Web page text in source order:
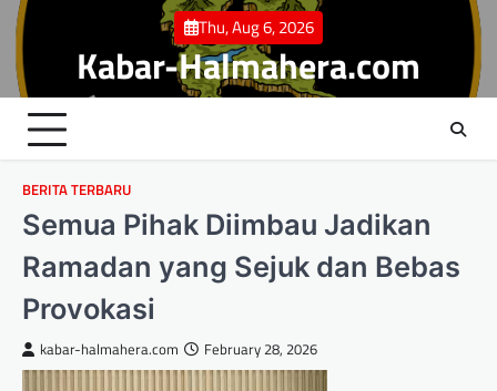
Skip
content
Thu, Aug 6, 2026
Kabar-Halmahera.com
BERITA TERBARU
Semua Pihak Diimbau Jadikan
Ramadan yang Sejuk dan Bebas
Provokasi
kabar-halmahera.com February 28, 2026